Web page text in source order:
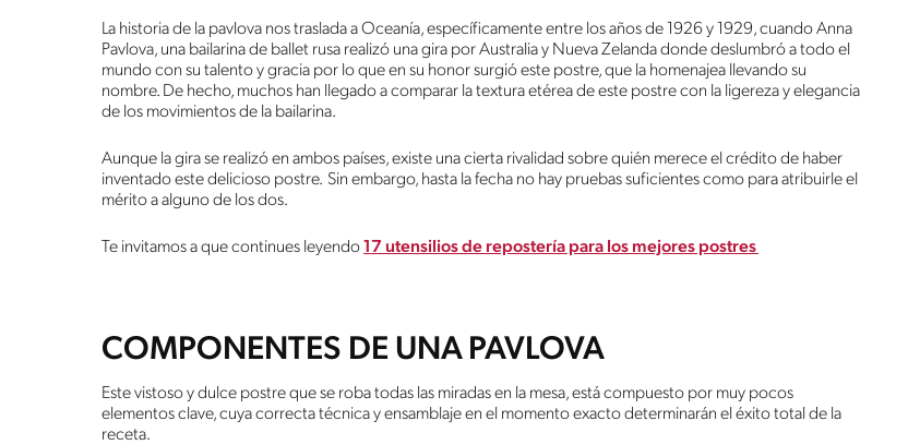
La historia de la pavlova nos traslada a Oceanía, específicamente entre los años de 1926 y 1929, cuando Anna
Pavlova, una bailarina de ballet rusa realizó una gira por Australia y Nueva Zelanda donde deslumbró a todo el
mundo con su talento y gracia por lo que en su honor surgió este postre, que la homenajea llevando su
nombre. De hecho, muchos han llegado a comparar la textura etérea de este postre con la ligereza y elegancia
de los movimientos de la bailarina.
Aunque la gira se realizó en ambos países, existe una cierta rivalidad sobre quién merece el crédito de haber
inventado este delicioso postre. Sin embargo, hasta la fecha no hay pruebas suficientes como para atribuirle el
mérito a alguno de los dos.
Te invitamos a que continues leyendo17 utensilios de repostería para los mejores postres
COMPONENTES DE UNA PAVLOVA
Este vistoso y dulce postre que se roba todas las miradas en la mesa, está compuesto por muy pocos
elementos clave, cuya correcta técnica y ensamblaje en el momento exacto determinarán el éxito total de la
receta.